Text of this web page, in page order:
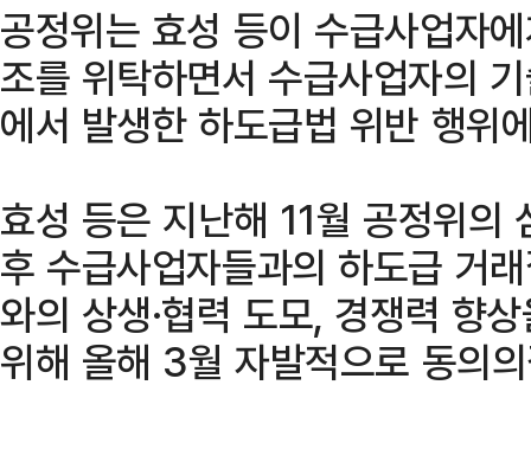
공정위는 효성 등이 수급사업자
조를 위탁하면서 수급사업자의
에서 발생한 하도급법 위반 행위
효성 등은 지난해 11월 공정위의
후 수급사업자들과의 하도급 거
와의 상생·협력 도모, 경쟁력 향
위해 올해 3월 자발적으로 동의